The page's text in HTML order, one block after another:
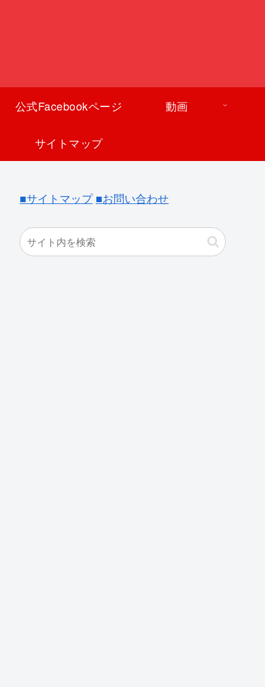
公式Facebookページ 動画
サイトマップ
■サイトマップ ■お問い合わせ